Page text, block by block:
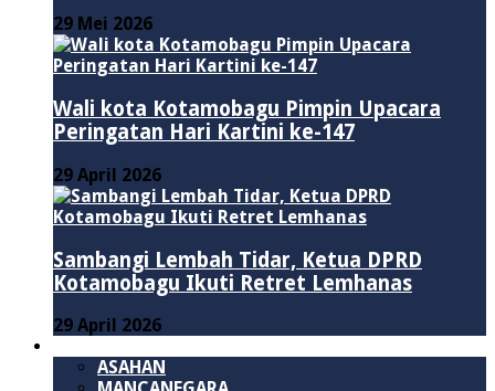
29 Mei 2026
Wali kota Kotamobagu Pimpin Upacara
Peringatan Hari Kartini ke-147
29 April 2026
Sambangi Lembah Tidar, Ketua DPRD
Kotamobagu Ikuti Retret Lemhanas
29 April 2026
ASAHAN